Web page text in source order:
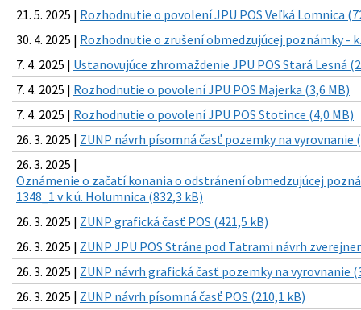
21. 5. 2025 | Rozhodnutie o povolení JPU POS Veľká Lomnica
30. 4. 2025 | Rozhodnutie o zrušení obmedzujúcej poznámky -
7. 4. 2025 | Ustanovujúce zhromaždenie JPU POS Stará Lesná
7. 4. 2025 | Rozhodnutie o povolení JPU POS Majerka (3,6 MB)
7. 4. 2025 | Rozhodnutie o povolení JPU POS Stotince (4,0 MB)
26. 3. 2025 | ZUNP návrh písomná časť pozemky na vyrovnanie
26. 3. 2025 |
Oznámenie o začatí konania o odstránení obmedzujúcej
1348_1 v k.ú. Holumnica (832,3 kB)
26. 3. 2025 | ZUNP grafická časť POS (421,5 kB)
26. 3. 2025 | ZUNP JPU POS Stráne pod Tatrami návrh
26. 3. 2025 | ZUNP návrh grafická časť pozemky na vyrovnanie
26. 3. 2025 | ZUNP návrh písomná časť POS (210,1 kB)